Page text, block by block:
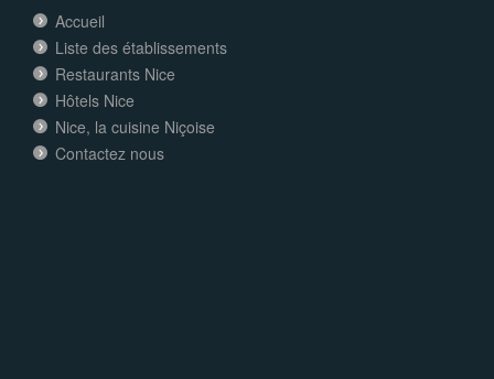
Accueil
Liste des établissements
Restaurants Nice
Hôtels Nice
Nice, la cuisine Niçoise
Contactez nous